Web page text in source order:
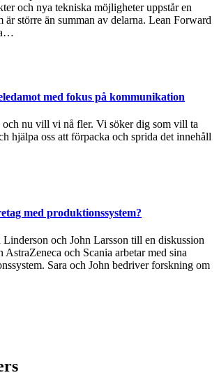
och nya tekniska möjligheter uppstår en
är större än summan av delarna. Lean Forward
med fokus på kommunikation
nu vill vi nå fler. Vi söker dig som vill ta
hjälpa oss att förpacka och sprida det innehåll
med produktionssystem?
och John Larsson till en diskussion
AstraZeneca och Scania arbetar med sina
Sara och John bedriver forskning om